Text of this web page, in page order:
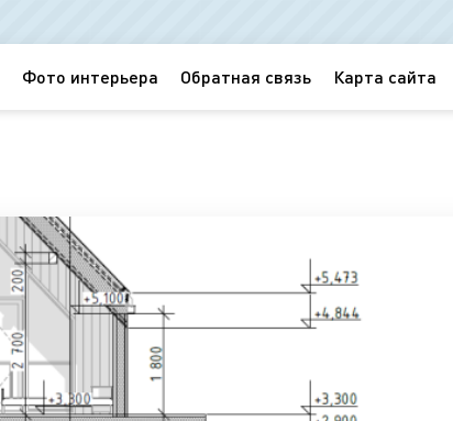
Фото интерьера Обратная связь Карта сайта